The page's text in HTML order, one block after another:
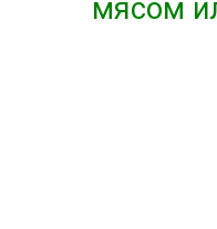
мясом